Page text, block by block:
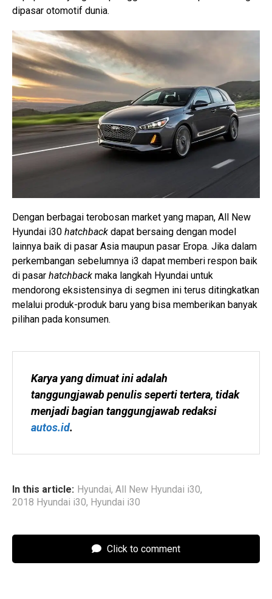
dipasar otomotif dunia.
Dengan berbagai terobosan market yang mapan, All New
Hyundai i30 hatchback dapat bersaing dengan model
lainnya baik di pasar Asia maupun pasar Eropa. Jika dalam
perkembangan sebelumnya i3 dapat memberi respon baik
di pasar hatchback maka langkah Hyundai untuk
mendorong eksistensinya di segmen ini terus ditingkatkan
melalui produk-produk baru yang bisa memberikan banyak
pilihan pada konsumen.
Karya yang dimuat ini adalah
tanggungjawab penulis seperti tertera, tidak
autos.id.
In this article: Hyundai, All New Hyundai i30,
2018 Hyundai i30, Hyundai i30
Click to comment